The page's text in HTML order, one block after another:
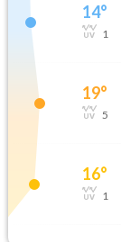
14°
1
19°
5
16°
1